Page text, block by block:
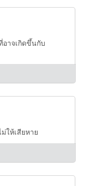
อาจเกิดขึ้นกับ
ให้เสียหาย